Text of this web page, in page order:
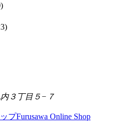
内３丁目５−７
プFurusawa Online Shop